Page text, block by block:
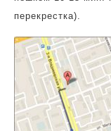
перекрестка).